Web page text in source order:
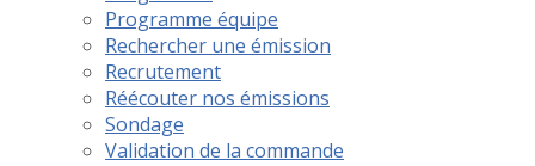
Programme équipe
Rechercher une émission
Recrutement
Réécouter nos émissions
Sondage
Validation de la commande